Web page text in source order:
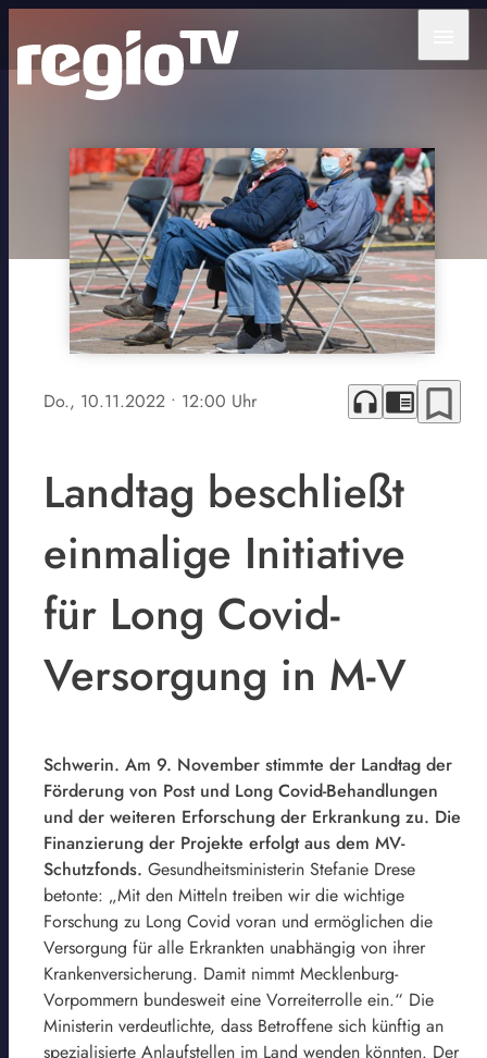
Do., 10.11.2022 • 12:00 Uhr headphones chrome_reader_mode bookmark_border
Landtag beschließt
einmalige Initiative
für Long Covid-
Versorgung in M-V
Schwerin. Am 9. November stimmte der Landtag der
Förderung von Post und Long Covid-Behandlungen
und der weiteren Erforschung der Erkrankung zu. Die
Finanzierung der Projekte erfolgt aus dem MV-
Schutzfonds. Gesundheitsministerin Stefanie Drese
betonte: „Mit den Mitteln treiben wir die wichtige
Forschung zu Long Covid voran und ermöglichen die
Versorgung für alle Erkrankten unabhängig von ihrer
Krankenversicherung. Damit nimmt Mecklenburg-
Vorpommern bundesweit eine Vorreiterrolle ein.“ Die
Ministerin verdeutlichte, dass Betroffene sich künftig an
spezialisierte Anlaufstellen im Land wenden könnten. Der